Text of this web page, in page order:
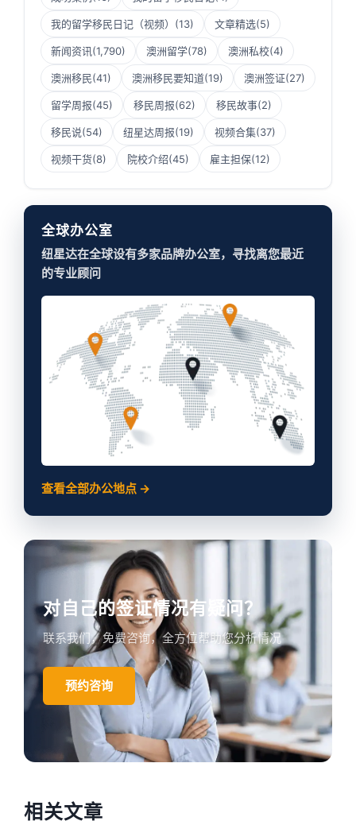
我的留学移民日记（视频） (13) 文章精选(5)
新闻资讯(1,790) 澳洲留学(78) 澳洲私校(4)
澳洲移民(41) 澳洲移民要知道(19) 澳洲签证(27)
留学周报(45) 移民周报(62) 移民故事(2)
移民说(54) 纽星达周报(19) 视频合集(37)
视频干货(8) 院校介绍(45) 雇主担保(12)
全球办公室
纽星达在全球设有多家品牌办公室，寻找离您最近
的专业顾问
查看全部办公地点 →
对自己的签证情况有疑问？
联系我们，免费咨询，全方位帮助您分析情况
预约咨询
相关文章